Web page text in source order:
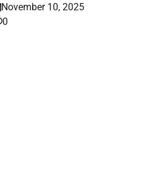
November 10, 2025
0